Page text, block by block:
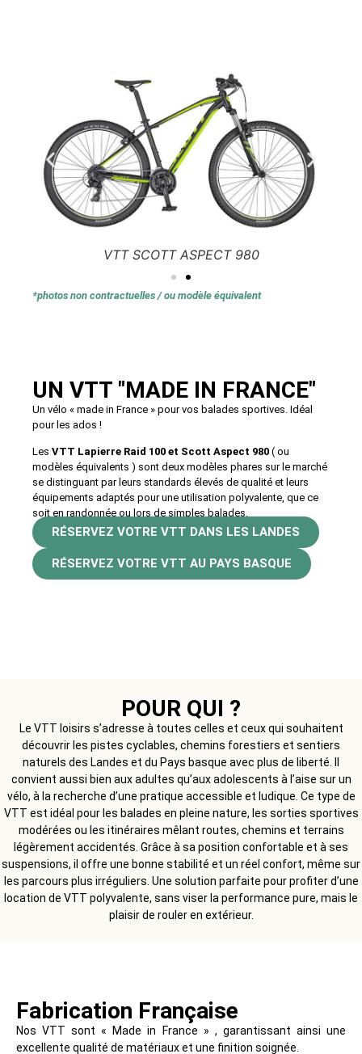
VTT SCOTT ASPECT 980
*photos non contractuelles / ou modèle équivalent
UN VTT "MADE IN FRANCE"
Un vélo « made in France » pour vos balades sportives. Idéal
pour les ados !
Les VTT Lapierre Raid 100 et Scott Aspect 980 ( ou
modèles équivalents ) sont deux modèles phares sur le marché
se distinguant par leurs standards élevés de qualité et leurs
équipements adaptés pour une utilisation polyvalente, que ce
soit en randonnée ou lors de simples balades.
RÉSERVEZ VOTRE VTT DANS LES LANDES
RÉSERVEZ VOTRE VTT AU PAYS BASQUE
POUR QUI ?
Le VTT loisirs s’adresse à toutes celles et ceux qui souhaitent
découvrir les pistes cyclables, chemins forestiers et sentiers
naturels des Landes et du Pays basque avec plus de liberté. Il
convient aussi bien aux adultes qu’aux adolescents à l’aise sur un
vélo, à la recherche d’une pratique accessible et ludique. Ce type de
VTT est idéal pour les balades en pleine nature, les sorties sportives
modérées ou les itinéraires mêlant routes, chemins et terrains
légèrement accidentés. Grâce à sa position confortable et à ses
suspensions, il offre une bonne stabilité et un réel confort, même sur
les parcours plus irréguliers. Une solution parfaite pour profiter d’une
location de VTT polyvalente, sans viser la performance pure, mais le
plaisir de rouler en extérieur.
Fabrication Française
Nos VTT sont « Made in France » , garantissant ainsi une
excellente qualité de matériaux et une finition soignée.